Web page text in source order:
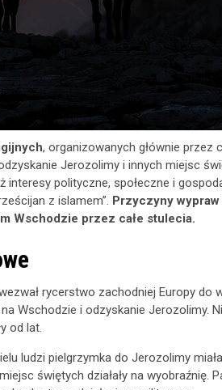
, organizowanych głównie przez
Jerozolimy i innych miejsc
interesy polityczne, społeczne i
z islamem”. Przyczyny
Wschodzie przez całe stulecia.
rycerstwo zachodniej Europy do
Wschodzie i odzyskanie Jerozolimy.
od lat.
ludzi pielgrzymka do Jerozolimy
świętych działały na wyobraźnię.